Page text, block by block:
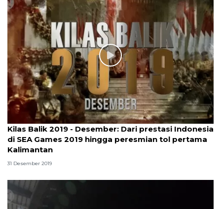
Kilas Balik 2019 - Desember: Dari prestasi Indonesia
di SEA Games 2019 hingga peresmian tol pertama
Kalimantan
31 Desember 2019